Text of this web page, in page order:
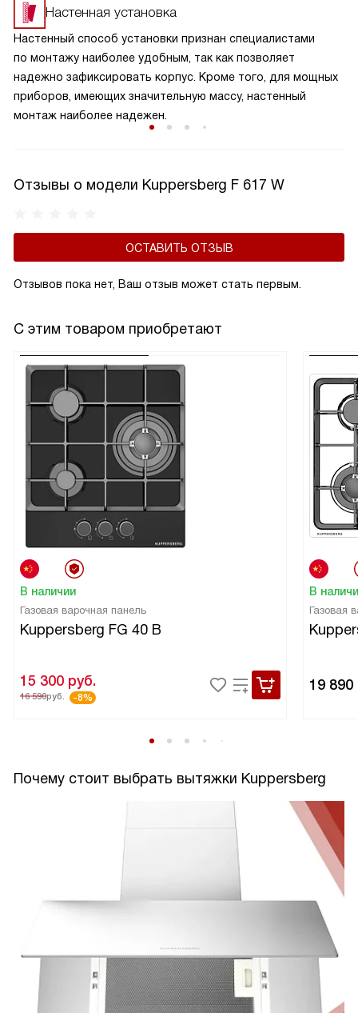
Настенная установка
Настенный способ установки признан специалистами
по монтажу наиболее удобным, так как позволяет
надежно зафиксировать корпус. Кроме того, для мощных
приборов, имеющих значительную массу, настенный
монтаж наиболее надежен.
Отзывы о модели Kuppersberg F 617 W
ОСТАВИТЬ ОТЗЫВ
Отзывов пока нет, Ваш отзыв может стать первым.
С этим товаром приобретают
В наличии
Газовая варочная панель
Kuppersberg FG 40 B
15 300 руб.
16 590руб. -8%
В
Газовая
19 890
Почему стоит выбрать вытяжки Kuppersberg